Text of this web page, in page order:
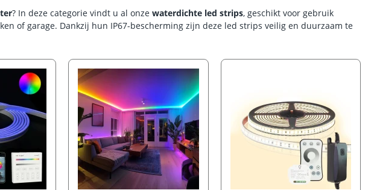
? In deze categorie vindt u al onze waterdichte led strips, geschikt voor gebruik
of garage. Dankzij hun IP67-bescherming zijn deze led strips veilig en duurzaam te